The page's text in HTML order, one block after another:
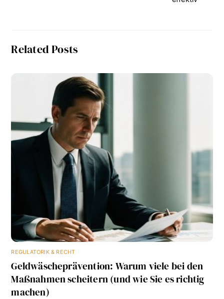
Related Posts
REGULATORIK & RECHT
Geldwäscheprävention: Warum viele bei den
Maßnahmen scheitern (und wie Sie es richtig
machen)